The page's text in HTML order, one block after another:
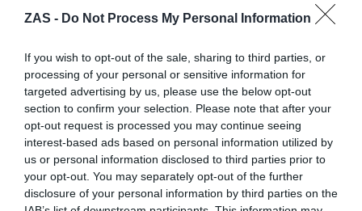
ZAS - Do Not Process My Personal Information
If you wish to opt-out of the sale, sharing to third parties, or
processing of your personal or sensitive information for
targeted advertising by us, please use the below opt-out
section to confirm your selection. Please note that after your
opt-out request is processed you may continue seeing
interest-based ads based on personal information utilized by
us or personal information disclosed to third parties prior to
your opt-out. You may separately opt-out of the further
disclosure of your personal information by third parties on the